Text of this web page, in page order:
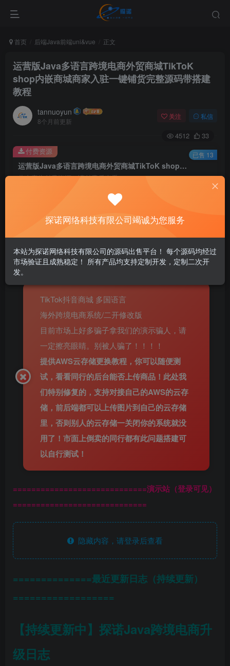
首页 后端Java前端uni&vue 正文
运营版Java多语言跨境电商外贸商城TikToK
shop内嵌商城商家入驻一键铺货完整源码带搭建
教程
tannuoyun
8个月前更新
关注 私信
4512 33
运营版Java多语言跨境电商外贸商城TikToK shop内嵌商城商家入驻一键铺货完整源码带搭建教程
此内容为付费资源，请付费后查看
1488
黄金会员 ￥1388 钻石会员 ￥1288
立即购买
您当前未登录！建议登陆后购买，可保存购买订单
付费资源 已售 13
TikTok抖音商城 多国语言
海外跨境电商系统/二开修改版
目前市场上好多骗子拿我们的演示骗人，请
一定擦亮眼睛。别被人骗了！！！！
提供AWS云存储更换教程，你可以随便测
试，看看同行的后台能否上传商品！此处我
们特别修复的，支持对接自己的AWS的云存
储，前后端都可以上传图片到自己的云存储
里，否则别人的云存储一关闭你的系统就没
用了！市面上倒卖的同行都有此问题搭建可
以自行测试！
=============================演示站（登录可见）
=============================
隐藏内容，请登录后查看
==============最近更新日志（持续更新）
==================
【持续更新中】探诺Java跨境电商升
级日志
探诺网络科技有限公司竭诚为您服务
本站为探诺网络科技有限公司的源码出售平台！ 每个源码均经过
市场验证且成熟稳定！ 所有产品均支持定制开发，定制二次开
发。